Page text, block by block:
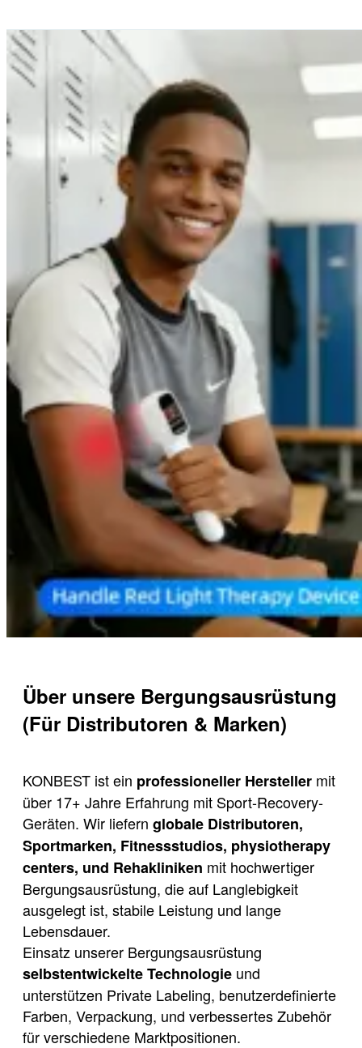
Über unsere Bergungsausrüstung
(Für Distributoren & Marken)
KONBEST ist ein professioneller Hersteller mit
über 17+ Jahre Erfahrung mit Sport-Recovery-
Geräten. Wir liefern globale Distributoren,
Sportmarken, Fitnessstudios, physiotherapy
centers, und Rehakliniken mit hochwertiger
Bergungsausrüstung, die auf Langlebigkeit
ausgelegt ist, stabile Leistung und lange
Lebensdauer.
Einsatz unserer Bergungsausrüstung
selbstentwickelte Technologie und
unterstützen Private Labeling, benutzerdefinierte
Farben, Verpackung, und verbessertes Zubehör
für verschiedene Marktpositionen.